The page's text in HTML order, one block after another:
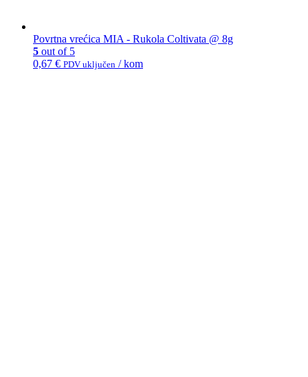
Povrtna vrećica MIA - Rukola Coltivata @ 8g
5 out of 5
0,67 € PDV uključen / kom